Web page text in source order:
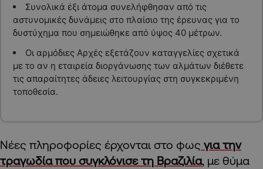
Συνολικά έξι άτομα συνελήφθησαν από τις
αστυνομικές δυνάμεις στο πλαίσιο της έρευνας για το
δυστύχημα που σημειώθηκε από ύψος 40 μέτρων.
Οι αρμόδιες Αρχές εξετάζουν καταγγελίες σχετικά
με το αν η εταιρεία διοργάνωσης των αλμάτων διέθετε
τις απαραίτητες άδειες λειτουργίας στη συγκεκριμένη
τοποθεσία.
Νέες πληροφορίες έρχονται στο φως για την
τραγωδία που συγκλόνισε τη Βραζιλία, με θύμα